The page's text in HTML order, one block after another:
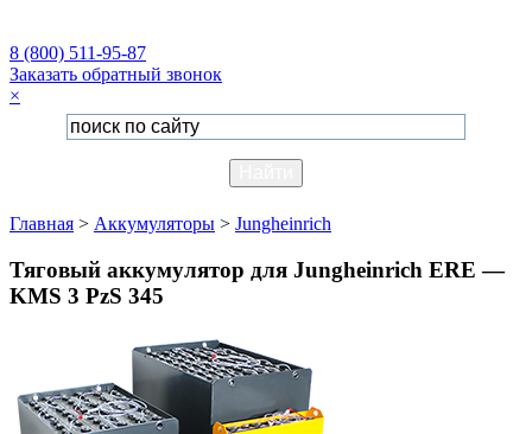
8 (800) 511-95-87
Заказать обратный звонок
×
Главная > Аккумуляторы > Jungheinrich
Тяговый аккумулятор для Jungheinrich ERE —
KMS 3 PzS 345